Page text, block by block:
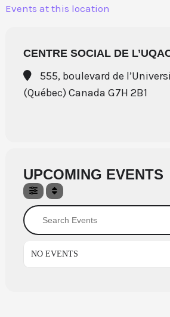
Aller
Events at this location
CENTRE SOCIAL DE
555, boulevard de
(Québec) Canada G7H 2B1
UPCOMING EVENTS
Search Events
NO EVENTS